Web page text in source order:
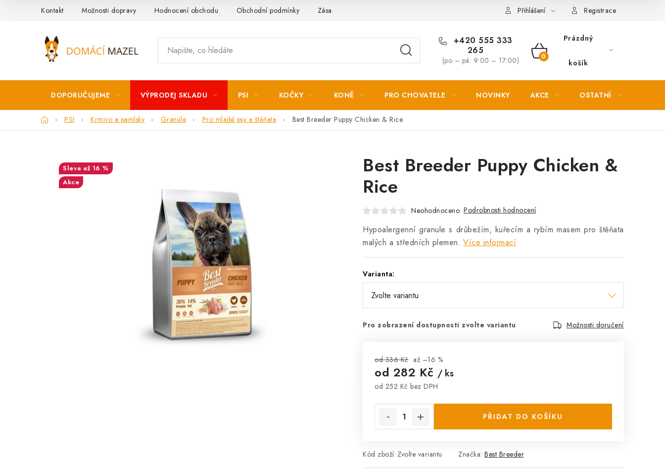
Kontakt Možnosti dopravy Hodnocení obchodu Obchodní podmínky Zásady zpracování osobních údajů Přihlášení Registrace
+420 555 333
265
(po – pá: 9:00 – 17:00)
NÁKUPNÍ
Prázdný
košík
DOPORUČUJEME VÝPRODEJ SKLADU PSI KOČKY KONĚ PRO CHOVATELE NOVINKY AKCE OSTATNÍ
DomůPSI Krmivo a pamlsky Granule Pro mladé psy a štěňata Best Breeder Puppy Chicken & Rice
Best Breeder Puppy Chicken &
Rice
Neohodnoceno Podrobnosti hodnocení
Hypoalergenní granule s drůbežím, kuřecím a rybím masem pro štěňata
malých a středních plemen. Více informací
Varianta:
Pro zobrazení dostupnosti zvolte variantu Možnosti doručení
od 336 Kč až –16 %
od 282 Kč / ks
od 252 Kč bez DPH
PŘIDAT DO KOŠÍKU
Kód zboží: Zvolte variantu Značka: Best Breeder
až 16 %
Akce